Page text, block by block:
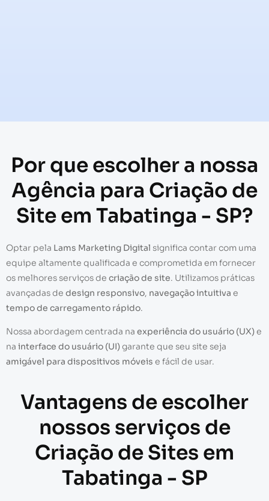
Por que escolher a nossa
Agência para Criação de
Site em Tabatinga - SP?
Optar pela Lams Marketing Digital significa contar com uma
equipe altamente qualificada e comprometida em fornecer
os melhores serviços de criação de site. Utilizamos práticas
avançadas de design responsivo, navegação intuitiva e
tempo de carregamento rápido.
Nossa abordagem centrada na experiência do usuário (UX)e
na interface do usuário (UI)garante que seu site seja
amigável para dispositivos móveis e fácil de usar.
Vantagens de escolher
nossos serviços de
Criação de Sites em
Tabatinga - SP